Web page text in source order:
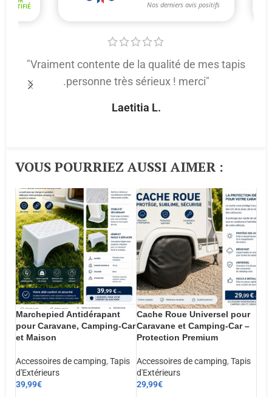
"Vraiment contente de la qualité de mes tapis
.personne très sérieux ! merci"
Laetitia L.
VOUS POURRIEZ AUSSI AIMER :​
Marchepied Antidérapant
pour Caravane, Camping-Car
et Maison
Accessoires de camping, Tapis
d'Extérieurs
39,99€
Cache Roue Universel pour
Caravane et Camping-Car –
Protection Premium
Accessoires de camping, Tapis
d'Extérieurs
29,99€